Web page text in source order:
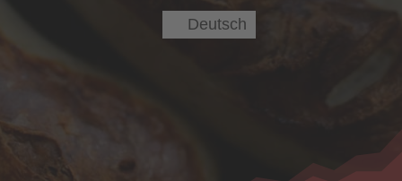
Deutsch